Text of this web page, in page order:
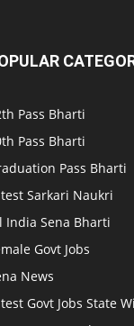
Pass Bharti
Pass Bharti
Pass Bharti
Sarkari Naukri
India Sena Bharti
Govt Jobs
News
Govt Jobs State